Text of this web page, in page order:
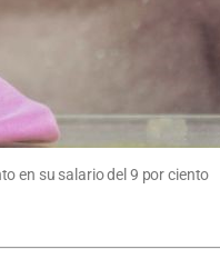
en su salario del 9 por ciento